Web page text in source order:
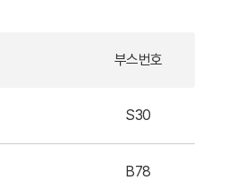
부스번호
S30
B78